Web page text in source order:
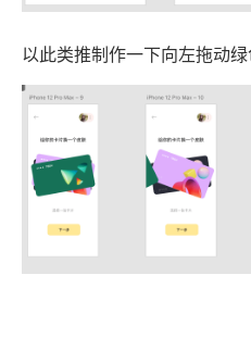
以此类推制作一下向左拖动